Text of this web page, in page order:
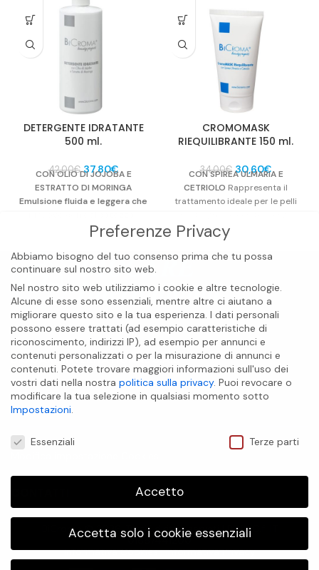
DETERGENTE IDRATANTE
500 ml.
42,00€Il
prezzo
originale
42,00€.
37,80€Il
prezzo
attuale
37,80€.
CON OLIO DI JOJOBA E
ESTRATTO DI MORINGA
Emulsione fluida e leggera che
residui del trucco e le
restituire freschezza e
luminosità al viso. Ideale per
ogni tipo di pelle, è formulata
conOlio di Jojoba
proprietà nutrienti, idratanti e
antiossidanti.
Purifica e
protegge in profondità grazie
all’estratto della pianta di
Moringa Oleifera
Componenti
Attive: Olio di Jojoba, Estratto
di Moringa, Allantoina
CROMOMASK
RIEQUILIBRANTE 150 ml.
34,00€ Il
originale
30,60€Il
prezzo
attuale
CON SPIREA ULMARIA E
CETRIOLO Rappresenta il
trattamento ideale per le pelli
acneica. Limita e regolarizza la
produzione di sebo, uniforma
l'incarnato, opacizza la cute,
e irritazioni. Riequilibra le pelli
grasse e miste, riducendo gli
inestetismi come pori dilatati e
comedoni senza stressare la
cute. La sua formula in gel
veicola gli attivi riequilibranti
che contiene rendendoli
biodisponibili e potenziandone
la loro efficacia, regala una
sensibilizzate. Contiene attivi
Ulmaria. Il Succo di Cetriolo,
la rigenerazione e ripristina il
film idroacido lipidico
dell’epidermide.Componenti
BIOCARE INTERNATIONAL S.A.S
INFO UTILI
BiCroma© 2026. Tutti i diritti riservati | P.IVA/C.f. IT
01887441200
Informativa Cookies|Informativa Privacy
Preferenze Privacy
Abbiamo bisogno del tuo consenso prima che tu possa
continuare sul nostro sito web.
Nel nostro sito web utilizziamo i cookie e altre tecnologie.
Alcune di esse sono essenziali, mentre altre ci aiutano a
migliorare questo sito e la tua esperienza. I dati personali
possono essere trattati (ad esempio caratteristiche di
riconoscimento, indirizzi IP), ad esempio per annunci e
contenuti personalizzati o per la misurazione di annunci e
contenuti. Potete trovare maggiori informazioni sull'uso dei
vostri dati nella nostra politica sulla privacy. Puoi revocare o
modificare la tua selezione in qualsiasi momento sotto
Impostazioni.
Essenziali Terze parti
Accetto
Accetta solo i cookie essenziali